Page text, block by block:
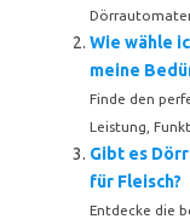
Wie wähle
meine
Finde den
Leistung,
Gibt es
für Fleisch?
Entdecke die